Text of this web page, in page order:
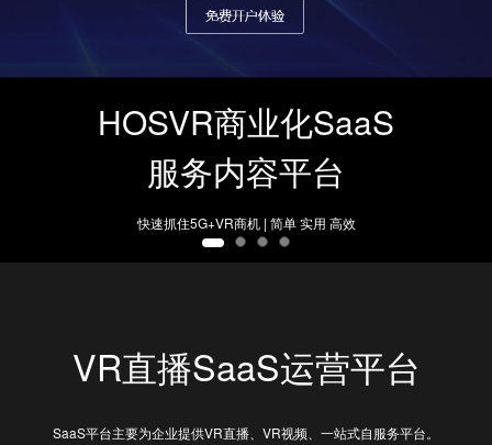
HOSVR商业化SaaS
服务内容平台
快速抓住5G+VR商机 | 简单 实用 高效
VR直播SaaS运营平台
SaaS平台主要为企业提供VR直播、VR视频、一站式自服务平台。